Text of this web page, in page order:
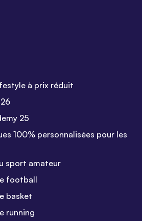
à prix réduit
25
100% personnalisées pour les
sport amateur
football
basket
running